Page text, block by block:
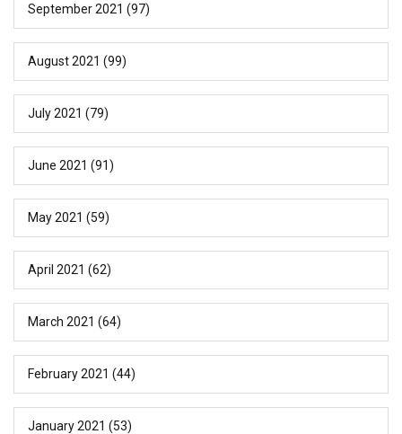
September 2021 (97)
August 2021 (99)
July 2021 (79)
June 2021 (91)
May 2021 (59)
April 2021 (62)
March 2021 (64)
February 2021 (44)
January 2021 (53)